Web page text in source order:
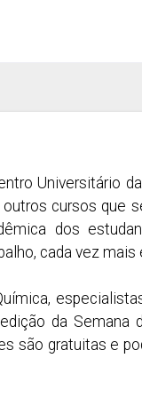
Universitário
cursos que
dos
cada vez mais
da Semana
são gratuitas e